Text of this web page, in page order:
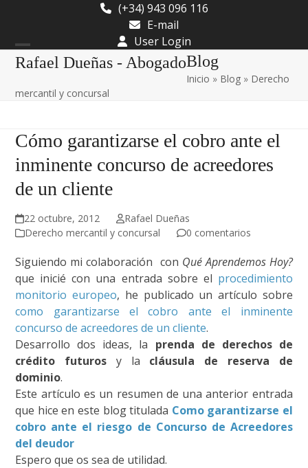
content
(+34) 943 096 116
E-mail
User Login
Rafael Dueñas - Abogado
Open
Close
Blog
Inicio » Blog » Derecho
mercantil y concursal
Cómo garantizarse el cobro ante el
inminente concurso de acreedores
de un cliente
22 octubre, 2012
Rafael Dueñas
Derecho mercantil y concursal
0 comentarios
Siguiendo mi colaboración con Qué Aprendemos Hoy?
que inicié con una entrada sobre el procedimiento
monitorio europeo, he publicado un artículo sobre
como garantizarse el cobro ante el inminente
concurso de acreedores de un cliente.
Desarrollo dos ideas, la prenda de derechos de
crédito futuros y la cláusula de reserva de
dominio.
Este artículo es un resumen de una anterior entrada
que hice en este blog titulada Como garantizarse el
cobro ante el riesgo de Concurso de Acreedores
del deudor
Espero que os sea de utilidad.